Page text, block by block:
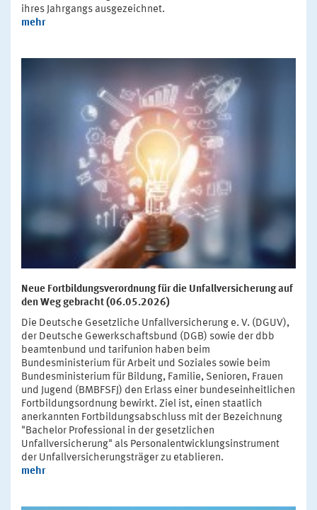
ihres Jahrgangs ausgezeichnet.
mehr
Neue Fortbildungsverordnung für die Unfallversicherung auf
den Weg gebracht (06.05.2026)
Die Deutsche Gesetzliche Unfallversicherung e. V. (DGUV),
der Deutsche Gewerkschaftsbund (DGB) sowie der dbb
beamtenbund und tarifunion haben beim
Bundesministerium für Arbeit und Soziales sowie beim
Bundesministerium für Bildung, Familie, Senioren, Frauen
und Jugend (BMBFSFJ) den Erlass einer bundeseinheitlichen
Fortbildungsordnung bewirkt. Ziel ist, einen staatlich
anerkannten Fortbildungsabschluss mit der Bezeichnung
"Bachelor Professional in der gesetzlichen
Unfallversicherung" als Personalentwicklungsinstrument
der Unfallversicherungsträger zu etablieren.
mehr